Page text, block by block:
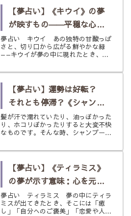
気持ちになったり、幸せな気分になっ
たり...【夢占い】《キウイ》の夢
が映すもの――平穏な心
と、運気が動き出すサイン
を状況別に読み解く
夢占い キウイ あの独特の甘酸っぱ
さと、切り口から広がる鮮やかな緑
——キウイが夢の中に現れたとき、な
いかもしれません。 夢占いにおいて
を告げるものとして知られています。
今の...【夢占い】運勢は好転？
それとも停滞？《シャンプ
ー》の夢
髪が汗で濡れていたり、油っぽかった
り、ホコリぽかったりすると大変不快
なものです。そんな時、シャンプーで
く、気分も変わるものですよね。 シ
う、という行為は日常的な何気ない行
動で...【夢占い】《ティラミス》
の夢が示す意味：心を元気
づけるご褒美と、大人の恋
のサイン
夢占い ティラミス 夢の中にティラ
ミスが出てきたとき、そこには「癒
し」「自分へのご褒美」「恋愛や人間